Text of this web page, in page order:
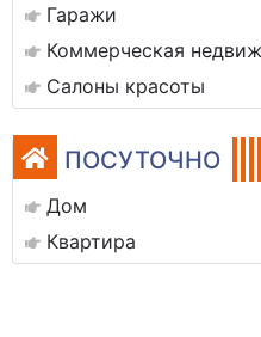
Гаражи
Коммерческая
Салоны красоты
ПОСУТОЧНО
Дом
Квартира